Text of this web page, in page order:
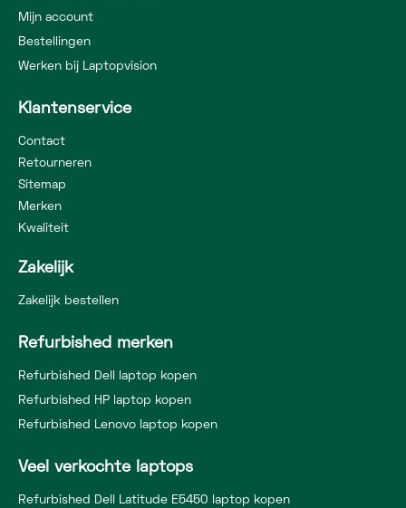
Mijn account
Bestellingen
Werken bij Laptopvision
Klantenservice
Contact
Retourneren
Sitemap
Merken
Kwaliteit
Zakelijk
Zakelijk bestellen
Refurbished merken
Refurbished Dell laptop kopen
Refurbished HP laptop kopen
Refurbished Lenovo laptop kopen
Veel verkochte laptops
Refurbished Dell Latitude E5450 laptop kopen